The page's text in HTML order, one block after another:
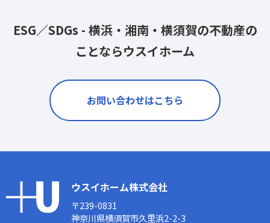
ESG／SDGs - 横浜・湘南・横須賀の不動産の
ことならウスイホーム
お問い合わせはこちら
ウスイホーム株式会社
〒239-0831
神奈川県横須賀市久里浜2-2-3